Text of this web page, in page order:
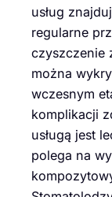
usług
regularne
czyszczenie
można
wczesnym
komplikacji
usługą jest
polega na